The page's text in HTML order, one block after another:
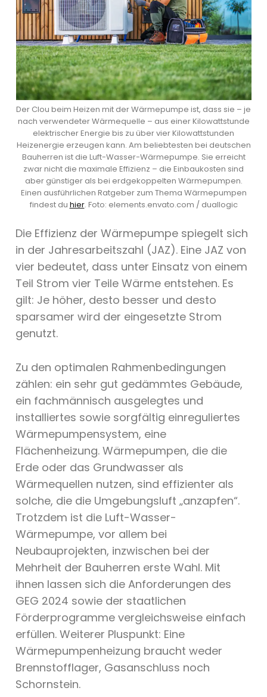
Der Clou beim Heizen mit der Wärmepumpe ist, dass sie – je
nach verwendeter Wärmequelle – aus einer Kilowattstunde
elektrischer Energie bis zu über vier Kilowattstunden
Heizenergie erzeugen kann. Am beliebtesten bei deutschen
Bauherren ist die Luft-Wasser-Wärmepumpe. Sie erreicht
zwar nicht die maximale Effizienz – die Einbaukosten sind
aber günstiger als bei erdgekoppelten Wärmepumpen.
Einen ausführlichen Ratgeber zum Thema Wärmepumpen
findest du hier. Foto: elements.envato.com / duallogic
Die Effizienz der Wärmepumpe spiegelt sich
in der Jahresarbeitszahl (JAZ). Eine JAZ von
vier bedeutet, dass unter Einsatz von einem
Teil Strom vier Teile Wärme entstehen. Es
gilt: Je höher, desto besser und desto
sparsamer wird der eingesetzte Strom
genutzt.
Zu den optimalen Rahmenbedingungen
zählen: ein sehr gut gedämmtes Gebäude,
ein fachmännisch ausgelegtes und
installiertes sowie sorgfältig einreguliertes
Wärmepumpensystem, eine
Flächenheizung. Wärmepumpen, die die
Erde oder das Grundwasser als
Wärmequellen nutzen, sind effizienter als
solche, die die Umgebungsluft „anzapfen“.
Trotzdem ist die Luft-Wasser-
Wärmepumpe, vor allem bei
Neubauprojekten, inzwischen bei der
Mehrheit der Bauherren erste Wahl. Mit
ihnen lassen sich die Anforderungen des
GEG 2024 sowie der staatlichen
Förderprogramme vergleichsweise einfach
erfüllen. Weiterer Pluspunkt: Eine
Wärmepumpenheizung braucht weder
Brennstofflager, Gasanschluss noch
Schornstein.